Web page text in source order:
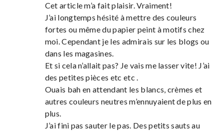
Cet article m’a fait plaisir. Vraiment!
J’ai longtemps hésité à mettre des couleurs
fortes ou même du papier peint à motifs chez
moi. Cependant je les admirais sur les blogs ou
dans les magasines.
Et si cela n’allait pas? Je vais me lasser vite! J’ai
des petites pièces etc etc .
Ouais bah en attendant les blancs, crèmes et
autres couleurs neutres m’ennuyaient de plus en
plus.
J’ai fini pas sauter le pas. Des petits sauts au